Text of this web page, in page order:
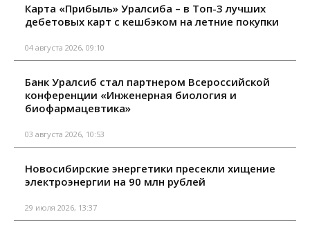
Карта «Прибыль» Уралсиба – в Топ-3 лучших
дебетовых карт с кешбэком на летние покупки
04 августа 2026, 09:10
Банк Уралсиб стал партнером Всероссийской
конференции «Инженерная биология и
биофармацевтика»
03 августа 2026, 10:53
Новосибирские энергетики пресекли хищение
электроэнергии на 90 млн рублей
29 июля 2026, 13:37